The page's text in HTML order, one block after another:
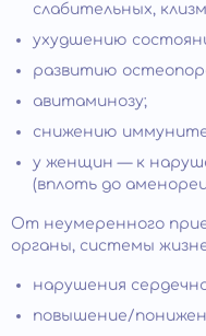
слабительных,
ухудшению
развитию
авитаминозу;
снижению
у женщин — к
(вплоть до
От неумеренного
органы, системы
нарушения
повышение/